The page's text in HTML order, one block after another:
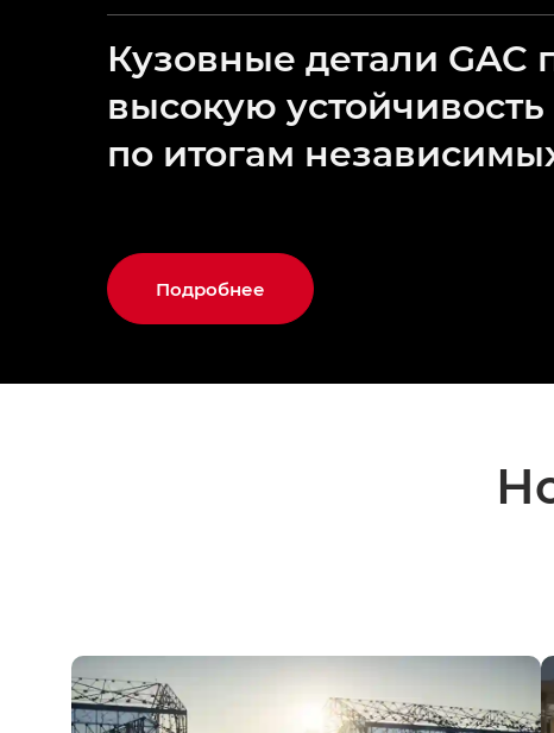
Кузовные детали GAC
высокую
по итогам
Подробнее